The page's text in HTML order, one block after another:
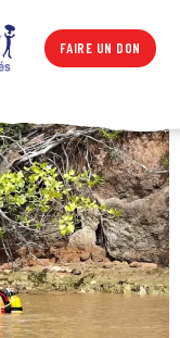
FAIRE UN DON